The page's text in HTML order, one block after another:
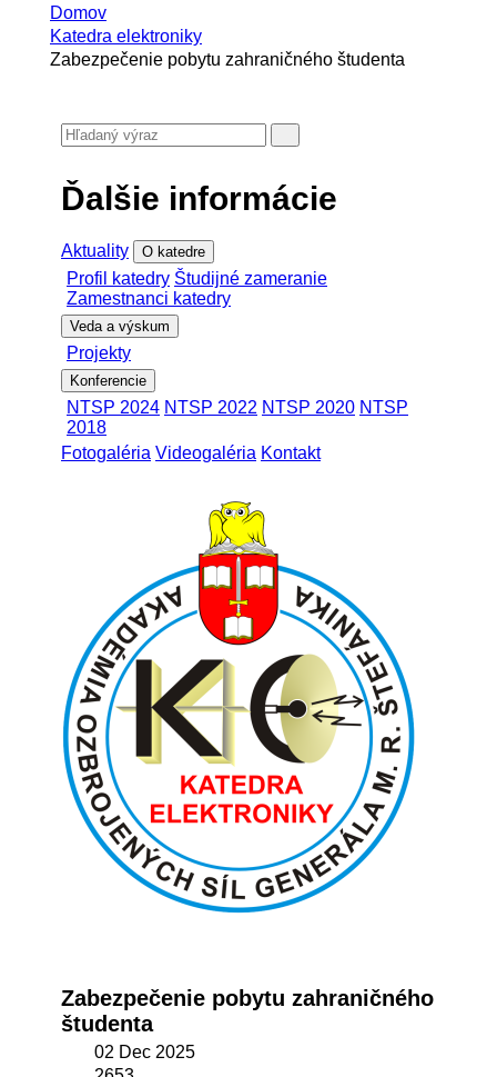
Domov
Katedra elektroniky
Zabezpečenie pobytu zahraničného študenta
Ďalšie informácie
Aktuality O katedre
Profil katedry Študijné zameranie
Zamestnanci katedry
Veda a výskum
Projekty
Konferencie
NTSP 2024 NTSP 2022 NTSP 2020 NTSP
2018
Fotogaléria Videogaléria Kontakt
Zabezpečenie pobytu zahraničného
študenta
02 Dec 2025